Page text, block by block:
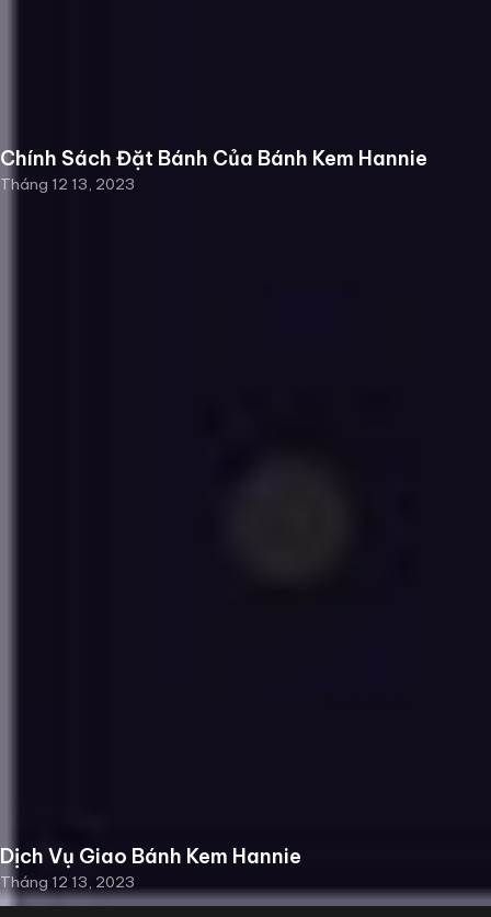
Chính Sách Đặt Bánh Của Bánh Kem Hannie
Tháng 12 13, 2023
Dịch Vụ Giao Bánh Kem Hannie
Tháng 12 13, 2023